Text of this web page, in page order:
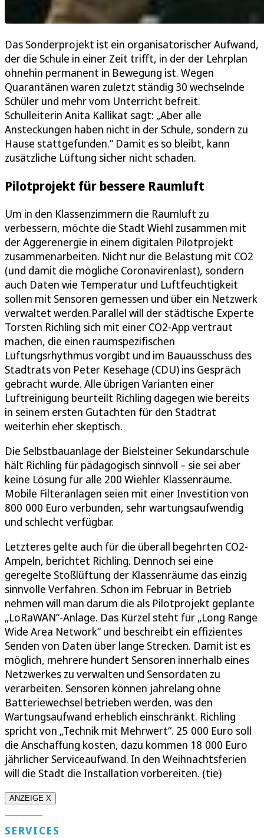
Das Sonderprojekt ist ein organisatorischer Aufwand,
der die Schule in einer Zeit trifft, in der der Lehrplan
ohnehin permanent in Bewegung ist. Wegen
Quarantänen waren zuletzt ständig 30 wechselnde
Schüler und mehr vom Unterricht befreit.
Schulleiterin Anita Kallikat sagt: „Aber alle
Ansteckungen haben nicht in der Schule, sondern zu
Hause stattgefunden.“ Damit es so bleibt, kann
zusätzliche Lüftung sicher nicht schaden.
Pilotprojekt für bessere Raumluft
Um in den Klassenzimmern die Raumluft zu
verbessern, möchte die Stadt Wiehl zusammen mit
der Aggerenergie in einem digitalen Pilotprojekt
zusammenarbeiten. Nicht nur die Belastung mit CO2
(und damit die mögliche Coronavirenlast), sondern
auch Daten wie Temperatur und Luftfeuchtigkeit
sollen mit Sensoren gemessen und über ein Netzwerk
verwaltet werden.Parallel will der städtische Experte
Torsten Richling sich mit einer CO2-App vertraut
machen, die einen raumspezifischen
Lüftungsrhythmus vorgibt und im Bauausschuss des
Stadtrats von Peter Kesehage (CDU) ins Gespräch
gebracht wurde. Alle übrigen Varianten einer
Luftreinigung beurteilt Richling dagegen wie bereits
in seinem ersten Gutachten für den Stadtrat
weiterhin eher skeptisch.
Die Selbstbauanlage der Bielsteiner Sekundarschule
hält Richling für pädagogisch sinnvoll – sie sei aber
keine Lösung für alle 200 Wiehler Klassenräume.
Mobile Filteranlagen seien mit einer Investition von
800 000 Euro verbunden, sehr wartungsaufwendig
und schlecht verfügbar.
Letzteres gelte auch für die überall begehrten CO2-
Ampeln, berichtet Richling. Dennoch sei eine
geregelte Stoßlüftung der Klassenräume das einzig
sinnvolle Verfahren. Schon im Februar in Betrieb
nehmen will man darum die als Pilotprojekt geplante
„LoRaWAN“-Anlage. Das Kürzel steht für „Long Range
Wide Area Network“ und beschreibt ein effizientes
Senden von Daten über lange Strecken. Damit ist es
möglich, mehrere hundert Sensoren innerhalb eines
Netzwerkes zu verwalten und Sensordaten zu
verarbeiten. Sensoren können jahrelang ohne
Batteriewechsel betrieben werden, was den
Wartungsaufwand erheblich einschränkt. Richling
spricht von „Technik mit Mehrwert“. 25 000 Euro soll
die Anschaffung kosten, dazu kommen 18 000 Euro
jährlicher Serviceaufwand. In den Weihnachtsferien
will die Stadt die Installation vorbereiten. (tie)
ANZEIGE X
SERVICES